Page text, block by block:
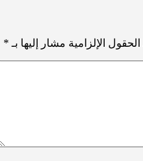
الحقول الإلزامية مشار إليها بـ *